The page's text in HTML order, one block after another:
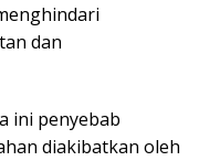
dan
ini penyebab
diakibatkan oleh